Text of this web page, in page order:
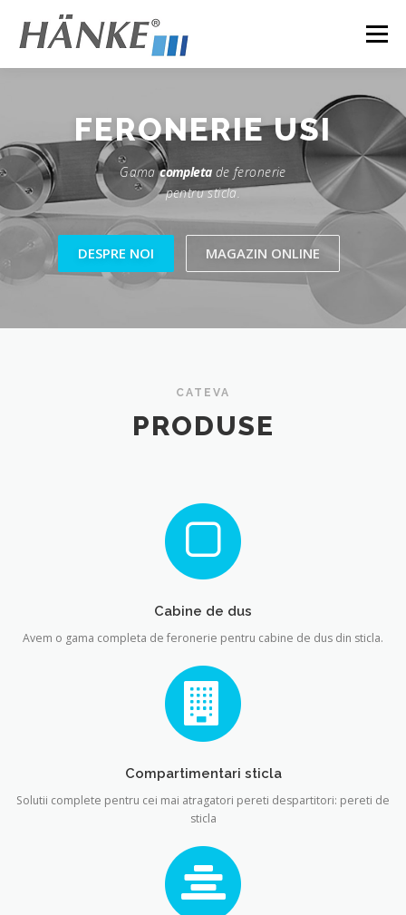
conținut
Meniu
NOUTATI
CONTACT Search
FERONERIEUSI
Gamacompletade feronerie
pentru sticla.
DESPRE NOI MAGAZIN ONLINE
CATEVA
PRODUSE
Cabine de dus
Avem o gama completa de feronerie pentru cabine de dus din sticla.
Compartimentari sticla
Solutii complete pentru cei mai atragatori pereti despartitori: pereti de
sticla